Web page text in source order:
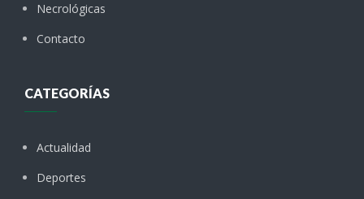
Necrológicas
Contacto
CATEGORÍAS
Actualidad
Deportes